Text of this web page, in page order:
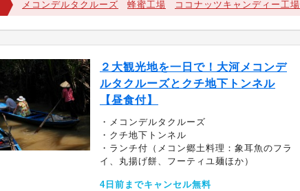
メコンデルタクルーズ 蜂蜜工場 ココナッツキャンディー工場
２大観光地を一日で！大河メコンデ
ルタクルーズとクチ地下トンネル
【昼食付】
・メコンデルタクルーズ
・クチ地下トンネル
・ランチ付（メコン郷土料理：象耳魚のフラ
イ、丸揚げ餅、フーティユ麺ほか）
4日前までキャンセル無料